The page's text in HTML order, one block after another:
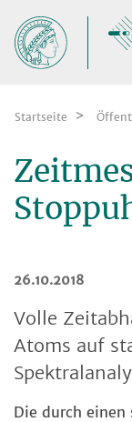
Startseite
26.10.2018
Volle
Atoms auf
Die durch einen